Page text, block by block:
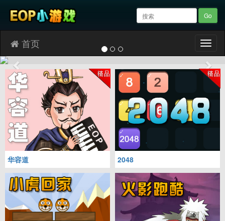
Go
Menu
首页
Previous
华容道 2048